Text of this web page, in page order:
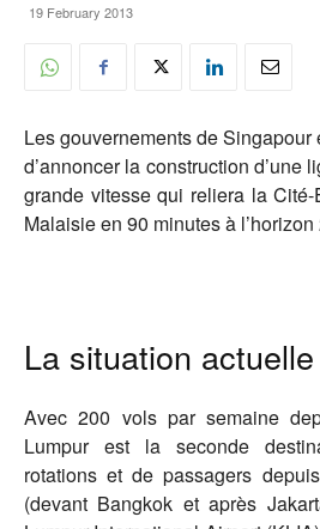
19 February 2013
Les gouvernements de
d’annoncer la construction d’une
grande vitesse qui reliera la
Malaisie en 90 minutes à l’horizon
La situation actuelle
Avec 200 vols par semaine
Lumpur est la seconde
rotations et de passagers
(devant Bangkok et après